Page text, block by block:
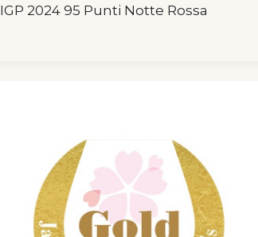
IGP 2024 95 Punti Notte Rossa